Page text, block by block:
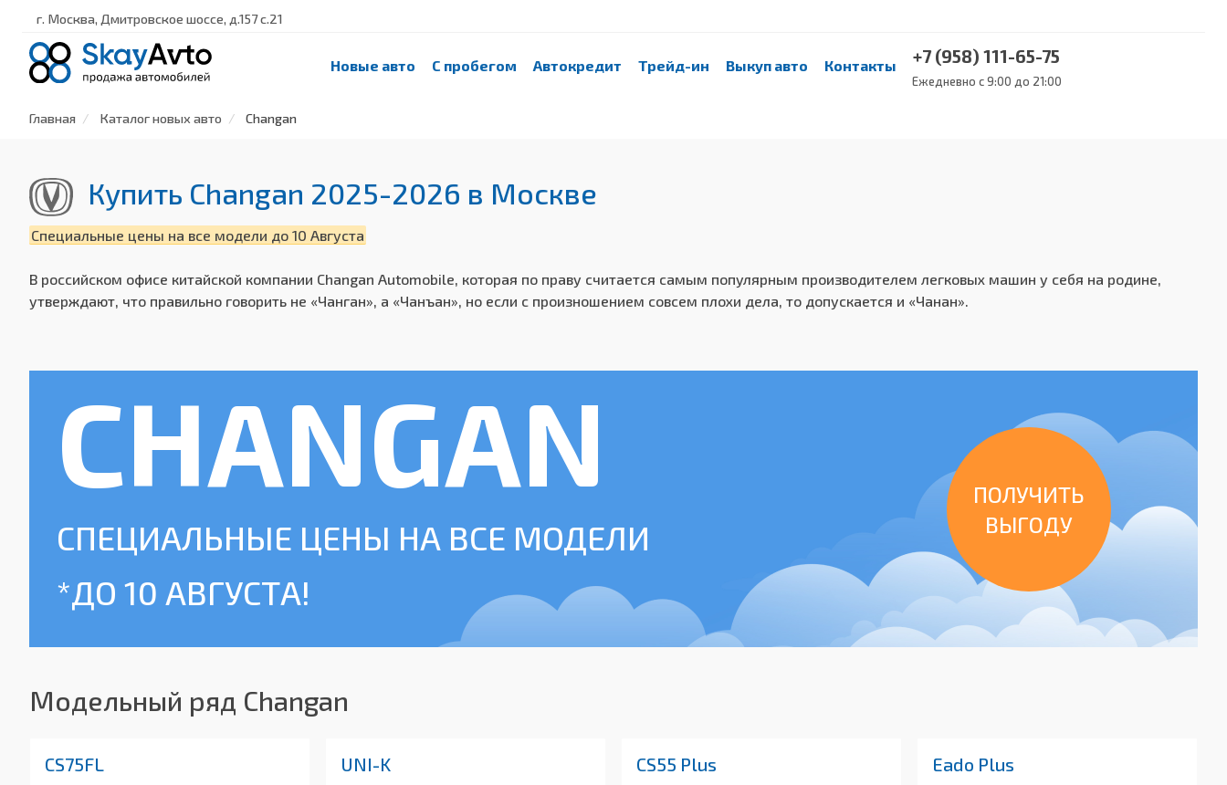
г. Москва, Дмитровское шоссе, д.157 с.21
Новые авто С пробегом Автокредит Трейд-ин Выкуп авто Контакты +7 (958) 111-65-75
Ежедневно с 9:00 до 21:00
Главная Каталог новых авто Changan
Купить Changan 2025-2026 в Москве
Специальные цены на все модели до 10 Августа
В российском офисе китайской компании Changan Automobile, которая по праву считается самым популярным производителем легковых машин у себя на родине,
утверждают, что правильно говорить не «Чанган», а «Чанъан», но если с произношением совсем плохи дела, то допускается и «Чанан».
CHANGAN
СПЕЦИАЛЬНЫЕ ЦЕНЫ НА ВСЕ МОДЕЛИ
*ДО 10 АВГУСТА!
ПОЛУЧИТЬ
ВЫГОДУ
Модельный ряд Changan
CS75FL UNI-K CS55 Plus Eado Plus